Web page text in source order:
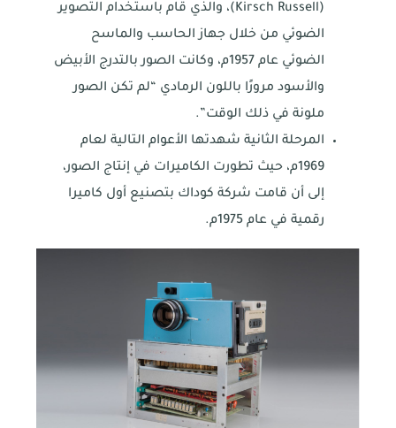
(Kirsch Russell)، والذي قام باستخدام التصوير
الضوئي من خلال جهاز الحاسب والماسح
الضوئي عام 1957م، وكانت الصور بالتدرج الأبيض
والأسود مرورًا باللون الرمادي “لم تكن الصور
ملونة في ذلك الوقت”.
المرحلة الثانية شهدتها الأعوام التالية لعام
1969م، حيث تطورت الكاميرات في إنتاج الصور،
إلى أن قامت شركة كوداك بتصنيع أول كاميرا
رقمية في عام 1975م.